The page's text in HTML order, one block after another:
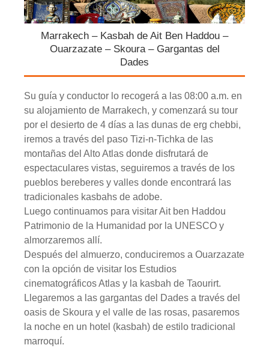
Marrakech – Kasbah de Ait Ben Haddou –
Ouarzazate – Skoura – Gargantas del
Dades
Su guía y conductor lo recogerá a las 08:00 a.m. en
su alojamiento de Marrakech, y comenzará su tour
por el desierto de 4 días a las dunas de erg chebbi,
iremos a través del paso Tizi-n-Tichka de las
montañas del Alto Atlas donde disfrutará de
espectaculares vistas, seguiremos a través de los
pueblos bereberes y valles donde encontrará las
tradicionales kasbahs de adobe.
Luego continuamos para visitar Ait ben Haddou
Patrimonio de la Humanidad por la UNESCO y
almorzaremos allí.
Después del almuerzo, conduciremos a Ouarzazate
con la opción de visitar los Estudios
cinematográficos Atlas y la kasbah de Taourirt.
Llegaremos a las gargantas del Dades a través del
oasis de Skoura y el valle de las rosas, pasaremos
la noche en un hotel (kasbah) de estilo tradicional
marroquí.